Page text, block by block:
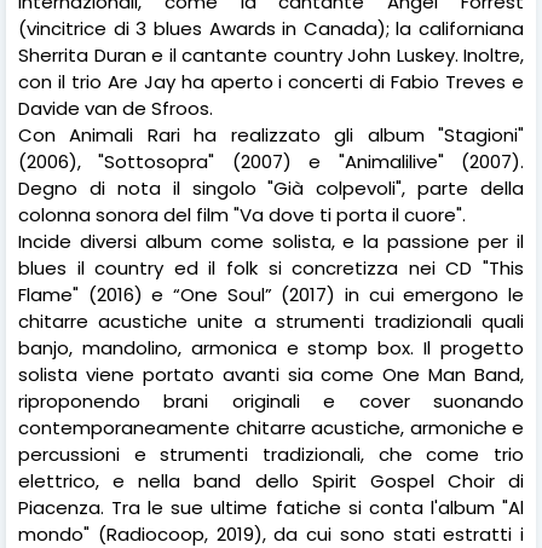
(vincitrice di 3 blues Awards in Canada); la californiana
Sherrita Duran e il cantante country John Luskey. Inoltre,
con il trio Are Jay ha aperto i concerti di Fabio Treves e
Davide van de Sfroos.
Con Animali Rari ha realizzato gli album "Stagioni"
(2006), "Sottosopra" (2007) e "Animalilive" (2007).
Degno di nota il singolo "Già colpevoli", parte della
colonna sonora del film "Va dove ti porta il cuore".
Incide diversi album come solista, e la passione per il
blues il country ed il folk si concretizza nei CD "This
Flame" (2016) e “One Soul” (2017) in cui emergono le
chitarre acustiche unite a strumenti tradizionali quali
banjo, mandolino, armonica e stomp box. Il progetto
solista viene portato avanti sia come One Man Band,
riproponendo brani originali e cover suonando
contemporaneamente chitarre acustiche, armoniche e
percussioni e strumenti tradizionali, che come trio
elettrico, e nella band dello Spirit Gospel Choir di
Piacenza. Tra le sue ultime fatiche si conta l'album "Al
mondo" (Radiocoop, 2019), da cui sono stati estratti i